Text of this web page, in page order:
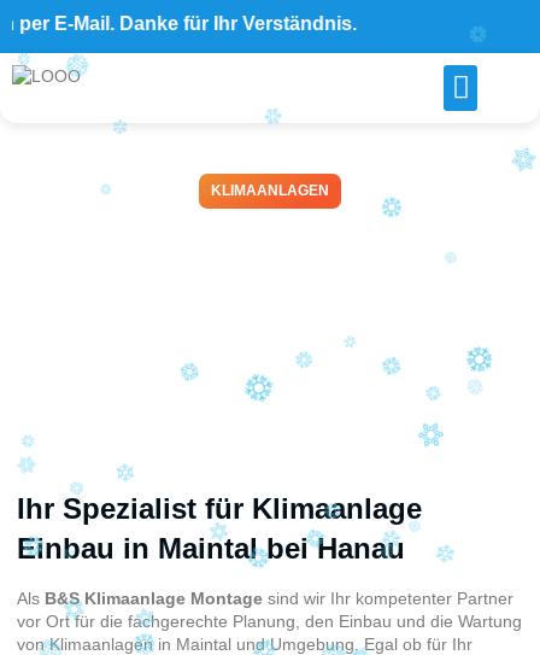
Mail. Danke für Ihr Verständnis.
KLIMAANLAGEN
B&S Klimaanlage Montage
in Maintal bei Hanau –
Service
April 14, 2026
Ihr Spezialist für Klimaanlage
Einbau in Maintal bei Hanau
Als B&S Klimaanlage Montage sind wir Ihr kompetenter Partner
vor Ort für die fachgerechte Planung, den Einbau und die Wartung
von Klimaanlagen in Maintal und Umgebung. Egal ob für Ihr